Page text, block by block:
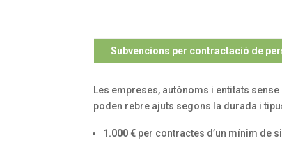
Subvencions per contractació de
Les empreses, autònoms i entitats
poden rebre ajuts segons la durada i
1.000 € per contractes d’un mínim de